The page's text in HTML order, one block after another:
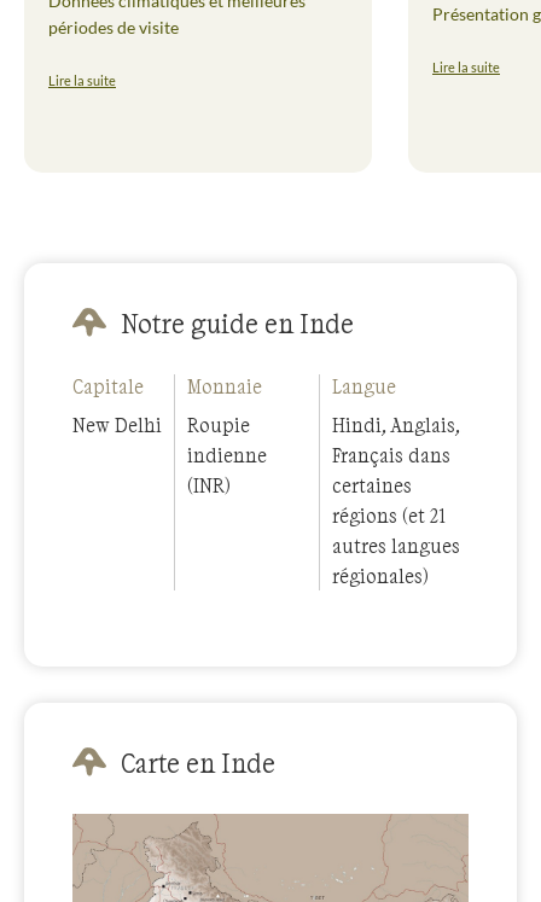
périodes de visite
Lire la suite
Présentation
Lire la suite
Notre guide en Inde
Capitale
New Delhi
Monnaie
Roupie
indienne
(INR)
Langue
Hindi, Anglais,
Français dans
certaines
régions (et 21
autres langues
régionales)
Carte en Inde